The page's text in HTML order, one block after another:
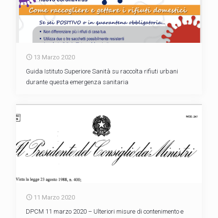
13 Marzo 2020
Guida Istituto Superiore Sanità su raccolta rifiuti urbani
durante questa emergenza sanitaria
11 Marzo 2020
DPCM 11 marzo 2020 – Ulteriori misure di contenimento e